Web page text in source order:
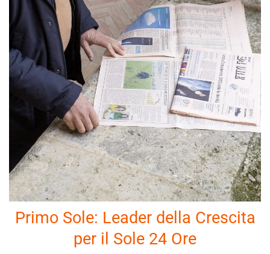
Primo Sole: Leader della Crescita
per il Sole 24 Ore